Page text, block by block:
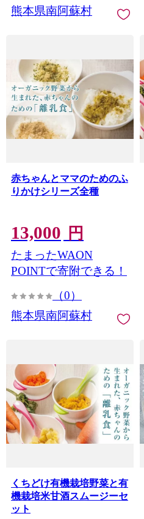
熊本県南阿蘇村
赤ちゃんとママのためのふ
りかけシリーズ全種
13,000 円
たまったWAON
POINTで寄附できる！
（0）
熊本県南阿蘇村
くちどけ有機栽培野菜と有
機栽培米甘酒スムージーセ
ット